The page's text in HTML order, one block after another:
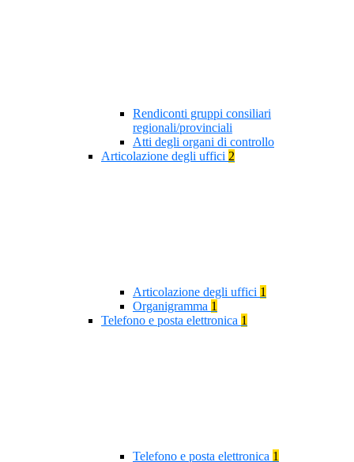
Rendiconti gruppi consiliari
regionali/provinciali
Atti degli organi di controllo
Articolazione degli uffici 2
Articolazione degli uffici 1
Organigramma 1
Telefono e posta elettronica 1
Telefono e posta elettronica 1